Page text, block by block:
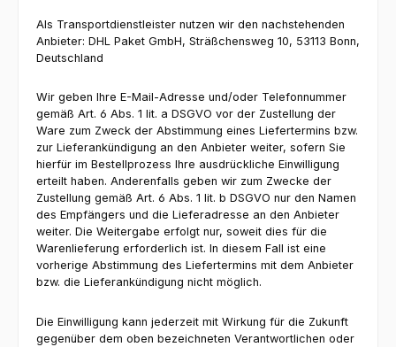
Als Transportdienstleister nutzen wir den nachstehenden
Anbieter: DHL Paket GmbH, Sträßchensweg 10, 53113 Bonn,
Deutschland
Wir geben Ihre E-Mail-Adresse und/oder Telefonnummer
gemäß Art. 6 Abs. 1 lit. a DSGVO vor der Zustellung der
Ware zum Zweck der Abstimmung eines Liefertermins bzw.
zur Lieferankündigung an den Anbieter weiter, sofern Sie
hierfür im Bestellprozess Ihre ausdrückliche Einwilligung
erteilt haben. Anderenfalls geben wir zum Zwecke der
Zustellung gemäß Art. 6 Abs. 1 lit. b DSGVO nur den Namen
des Empfängers und die Lieferadresse an den Anbieter
weiter. Die Weitergabe erfolgt nur, soweit dies für die
Warenlieferung erforderlich ist. In diesem Fall ist eine
vorherige Abstimmung des Liefertermins mit dem Anbieter
bzw. die Lieferankündigung nicht möglich.
Die Einwilligung kann jederzeit mit Wirkung für die Zukunft
gegenüber dem oben bezeichneten Verantwortlichen oder